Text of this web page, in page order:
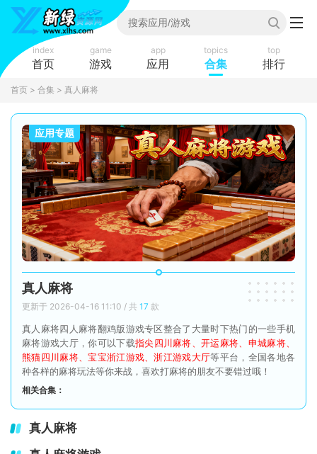
index
首页
game
游戏
app
应用
topics
合集
top
排行
首页 > 合集 > 真人麻将
应用专题
真人麻将
更新于 2026-04-16 11:10 / 共 17 款
真人麻将四人麻将翻鸡版游戏专区整合了大量时下热门的一些手机
麻将游戏大厅，你可以下载指尖四川麻将、开运麻将、申城麻将、
熊猫四川麻将、宝宝浙江游戏、浙江游戏大厅等平台，全国各地各
种各样的麻将玩法等你来战，喜欢打麻将的朋友不要错过哦！
相关合集：
真人麻将